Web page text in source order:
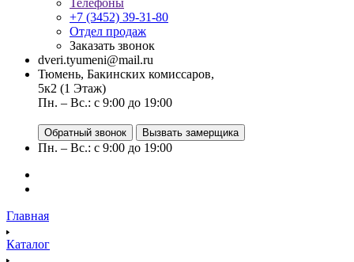
Телефоны
+7 (3452) 39-31-80
Отдел продаж
Заказать звонок
dveri.tyumeni@mail.ru
Тюмень, Бакинских комиссаров,
5к2 (1 Этаж)
Пн. – Вс.: с 9:00 до 19:00
Обратный звонок Вызвать замерщика
Пн. – Вс.: с 9:00 до 19:00
Главная
Каталог